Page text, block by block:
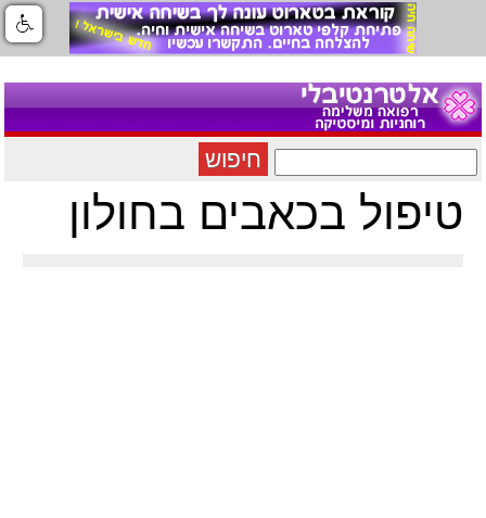
חיפוש
טיפול בכאבים בחולון